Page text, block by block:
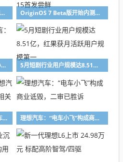
多地用户美团遭盗刷，平台回应：已升级风控措施，将逐一处理损失 OriginOS 7 Beta版开始内测招募！vivo X300 Pro/iQOO 15首发尝鲜
以理想L6为例，雷军直言：小米加入增程车赛道不晚 5月短剧行业用户规模达8.51亿，红果获月活跃用户规模第一
建立负面社群、造谣“理想汽车起火是因使用劣质电”，相关人员已公开道歉 理想汽车：“电车小飞”构成商业诋毁，二审已胜诉